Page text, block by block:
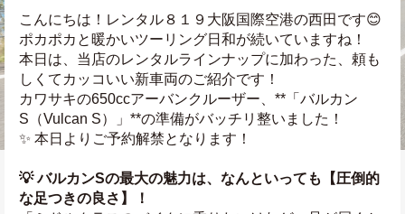
こんにちは！レンタル８１９大阪国際空港の西田です😊
ポカポカと暖かいツーリング日和が続いていますね！
本日は、当店のレンタルラインナップに加わった、頼も
しくてカッコいい新車両のご紹介です！
カワサキの650ccアーバンクルーザー、**「バルカン
S（Vulcan S）」**の準備がバッチリ整いました！
✨ 本日よりご予約解禁となります！
💡 バルカンSの最大の魅力は、なんといっても【圧倒的
な足つきの良さ】！